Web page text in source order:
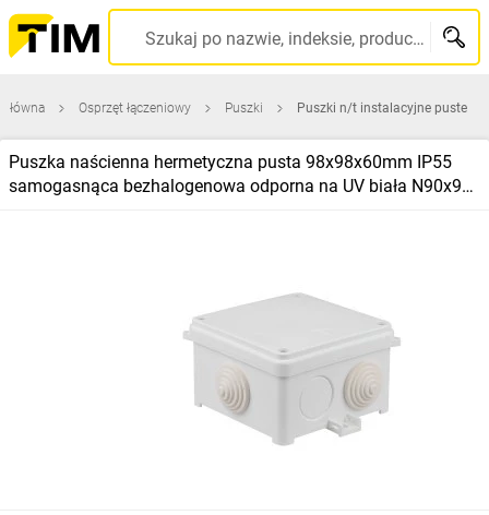
Szukaj po nazwie, indeksie, producencie, kodzie kreskowym...
Osprzęt łączeniowy Puszki Puszki n/t instalacyjne puste
Puszka naścienna hermetyczna pusta 98x98x60mm IP55
samogasnąca bezhalogenowa odporna na UV biała N90x90